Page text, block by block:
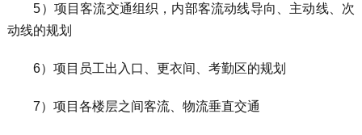
5）项目客流交通组织，内部客流动线导向、主动线、次
动线的规划
6）项目员工出入口、更衣间、考勤区的规划
7）项目各楼层之间客流、物流垂直交通